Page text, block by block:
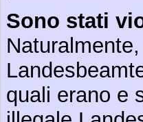
Sono stati
quali erano e